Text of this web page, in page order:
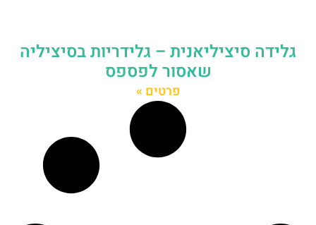
גלידה סיציליאנית – גלידריות בסיציליה
שאסור לפספס
פרטים »